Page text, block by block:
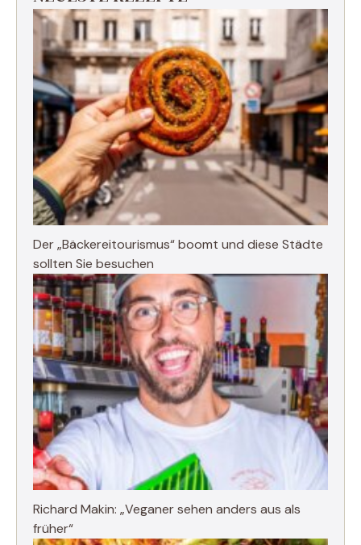
Der „Bäckereitourismus“ boomt und diese Städte
sollten Sie besuchen
Richard Makin: „Veganer sehen anders aus als
früher“